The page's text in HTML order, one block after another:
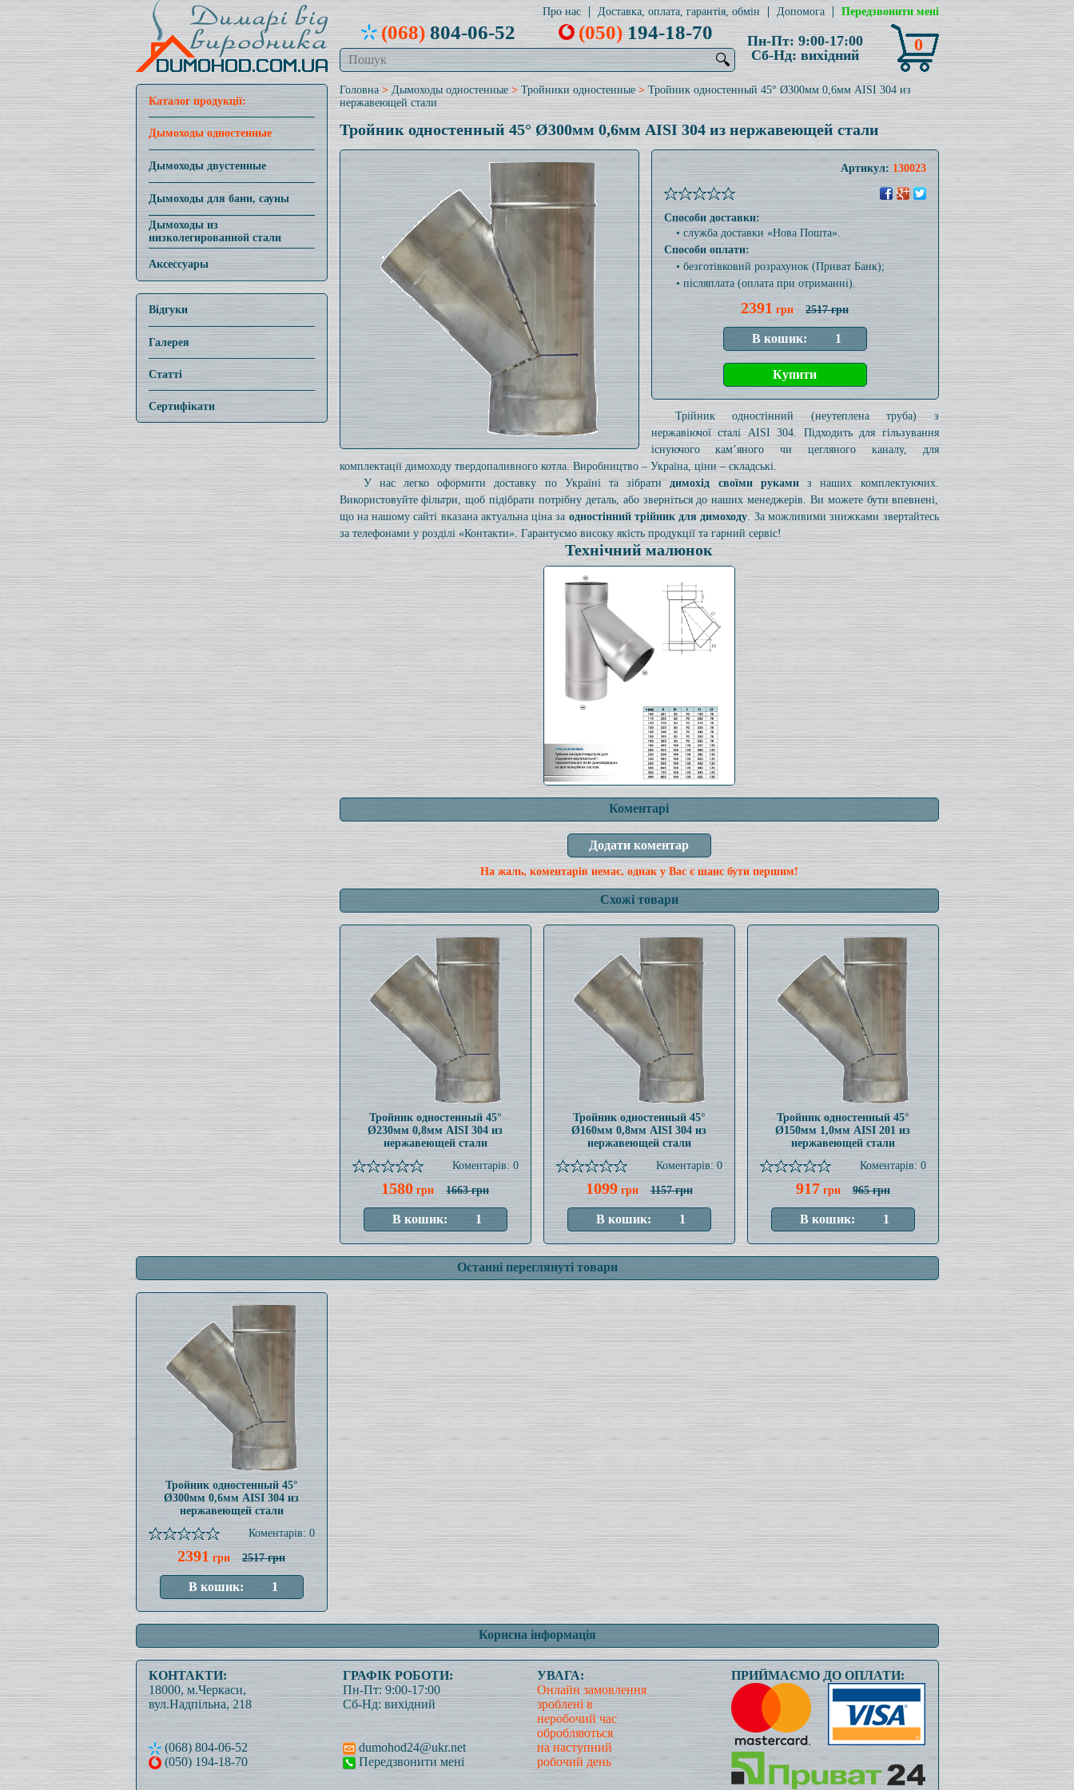
Про нас Доставка, оплата, гарантія, обмін Допомога Передзвонити мені
(068)804-06-52 (050)194-18-70
🔍
Пн-Пт: 9:00-17:00
Сб-Нд: вихідний
0
Каталог продукції:
Дымоходы одностенные
Дымоходы двустенные
Дымоходы для бани, сауны
Дымоходы из
низколегированной стали
Аксессуары
Відгуки
Галерея
Статті
Сертифікати
Головна> Дымоходы одностенные> Тройники одностенные> Тройник одностенный 45° Ø300мм 0,6мм AISI 304 из
нержавеющей стали
Тройник одностенный 45° Ø300мм 0,6мм AISI 304 из нержавеющей стали
Артикул:130023
Способи доставки:
• служба доставки «Нова Пошта».
Способи оплати:
• безготівковий розрахунок (Приват Банк);
• післяплата (оплата при отриманні).
2391 грн 2517 грн
Трійник одностінний (неутеплена труба) з
нержавіючої сталі AISI 304. Підходить для гільзування
існуючого кам’яного чи цегляного каналу, для
комплектації димоходу твердопаливного котла. Виробництво – Україна, ціни – складські.
У нас легко оформити доставку по Україні та зібратидимохід своїми рукамиз наших комплектуючих.
Використовуйте фільтри, щоб підібрати потрібну деталь, або зверніться до наших менеджерів. Ви можете бути впевнені,
що на нашому сайті вказана актуальна ціна заодностінний трійник для димоходу. За можливими знижками звертайтесь
за телефонами у розділі «Контакти». Гарантуємо високу якість продукції та гарний сервіс!
Технічний малюнок
Коментарі
На жаль, коментарів немає, однак у Вас є шанс бути першим!
Схожі товари
Тройник одностенный 45°
Ø230мм 0,8мм AISI 304 из
нержавеющей стали
Коментарів: 0
1580грн 1663 грн
Тройник одностенный 45°
Ø160мм 0,8мм AISI 304 из
нержавеющей стали
Коментарів: 0
1099грн 1157 грн
Тройник одностенный 45°
Ø150мм 1,0мм AISI 201 из
нержавеющей стали
Коментарів: 0
917 грн 965 грн
Останні переглянуті товари
Тройник одностенный 45°
Ø300мм 0,6мм AISI 304 из
нержавеющей стали
Коментарів: 0
2391 грн 2517 грн
Корисна інформація
КОНТАКТИ:
18000, м.Черкаси,
вул.Надпільна, 218
(068) 804-06-52
(050) 194-18-70
ГРАФІК РОБОТИ:
Пн-Пт: 9:00-17:00
Сб-Нд: вихідний
dumohod24@ukr.net
Передзвонити мені
УВАГА:
Онлайн замовлення
зроблені в
неробочий час
обробляються
на наступний
робочий день
ПРИЙМАЄМО ДО ОПЛАТИ: